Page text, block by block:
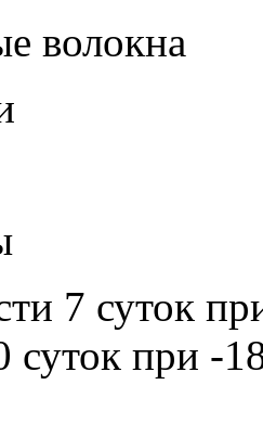
волокна
7 суток
суток при -